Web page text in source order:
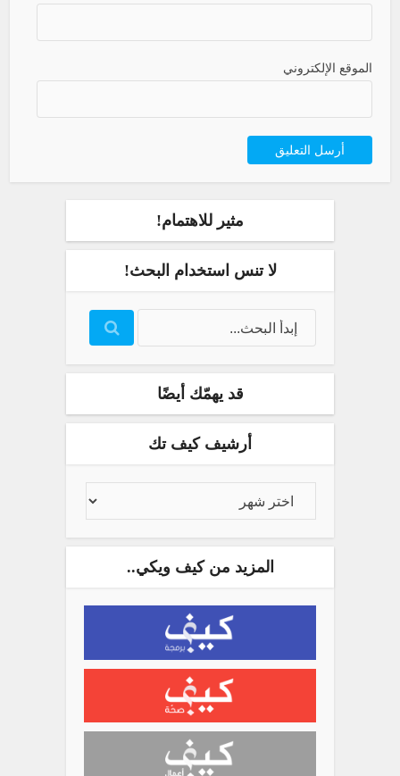
الموقع الإلكتروني
مثير للاهتمام!
لا تنس استخدام البحث!
قد يهمّك أيضًا
أرشيف كيف تك
المزيد من كيف ويكي..